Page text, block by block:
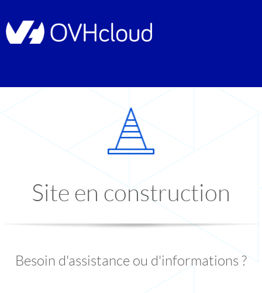
Site en construction
Besoin d'assistance ou d'informations ?